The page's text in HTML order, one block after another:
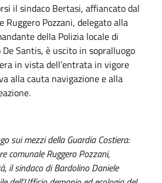
il sindaco Bertasi, affiancato dal
Ruggero Pozzani, delegato alla
della Polizia locale di
Santis, è uscito in sopralluogo
in vista dell’entrata in vigore
alla cauta navigazione e alla
sui mezzi della Guardia Costiera:
comunale Ruggero Pozzani,
il sindaco di Bardolino Daniele